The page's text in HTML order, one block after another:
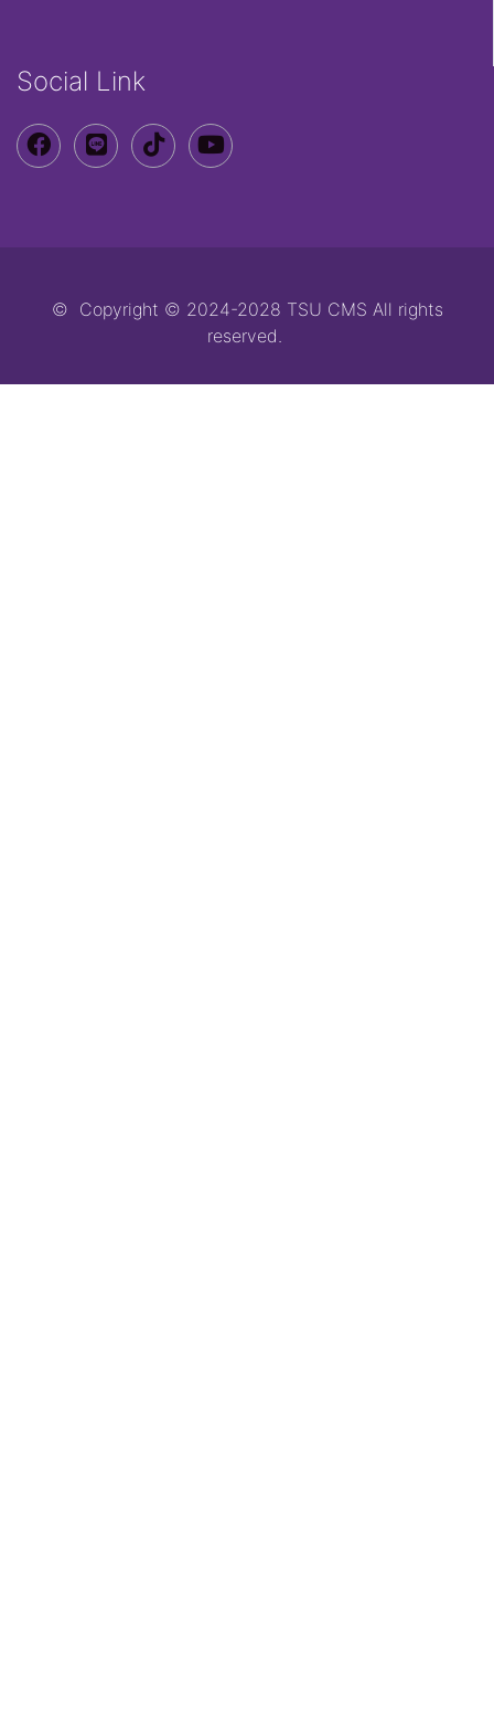
Social Link
© Copyright © 2024-2028 TSU CMS All rights
reserved.